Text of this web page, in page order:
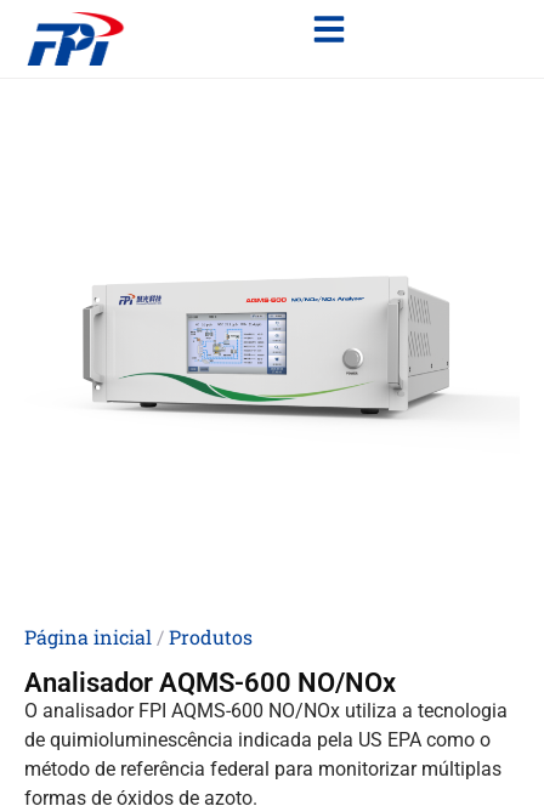
Página inicial/Produtos
Analisador AQMS-600 NO/NOx
O analisador FPI AQMS-600 NO/NOx utiliza a tecnologia
de quimioluminescência indicada pela US EPA como o
método de referência federal para monitorizar múltiplas
formas de óxidos de azoto.